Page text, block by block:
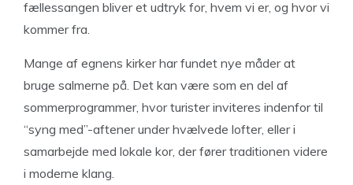
fællessangen bliver et udtryk for, hvem vi er, og hvor vi
kommer fra.
Mange af egnens kirker har fundet nye måder at
bruge salmerne på. Det kan være som en del af
sommerprogrammer, hvor turister inviteres indenfor til
“syng med”-aftener under hvælvede lofter, eller i
samarbejde med lokale kor, der fører traditionen videre
i moderne klang.